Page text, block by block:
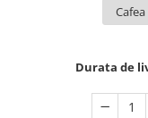
Rezistent la flacăra
îmbrăcăminte
îmbrăcăminte de lucru
Durata de